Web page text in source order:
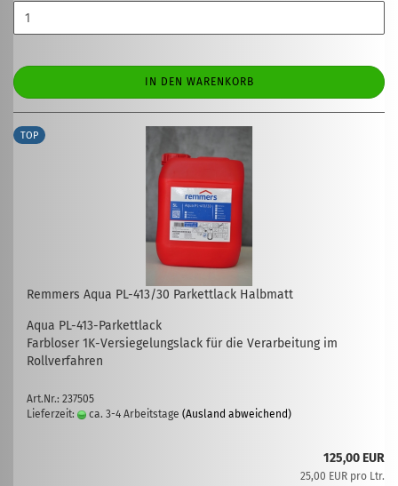
IN DEN WARENKORB
TOP
Remmers Aqua PL-413/30 Parkettlack Halbmatt
Aqua PL-413-Parkettlack
Farbloser 1K-Versiegelungslack für die Verarbeitung im
Rollverfahren
Art.Nr.: 237505
Lieferzeit:
ca. 3-4 Arbeitstage (Ausland abweichend)
125,00 EUR
25,00 EUR pro Ltr.